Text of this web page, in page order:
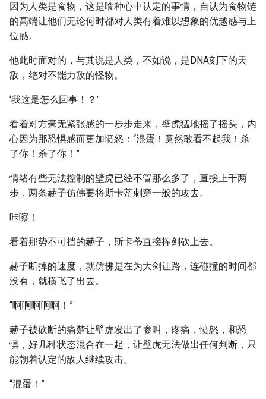
因为人类是食物，这是喰种心中认定的事情，自认为食物链
的高端让他们无论何时都对人类有着难以想象的优越感与上
位感。
他此时面对的，与其说是人类，不如说，是DNA刻下的天
敌，绝对不能力敌的怪物。
‘我这是怎么回事！？’
看着对方毫无紧张感的一步步走来，壁虎猛地摇了摇头，内
心因为那恐惧感而更加愤怒：“混蛋！竟然敢看不起我！杀
了你！杀了你！”
情绪有些无法控制的壁虎已经不管那么多了，直接上千两
步，两条赫子仿佛要将斯卡蒂刺穿一般的攻去。
咔嚓！
看着那势不可挡的赫子，斯卡蒂直接挥剑砍上去。
赫子断掉的速度，就仿佛是在为大剑让路，连碰撞的时间都
没有，就横飞了出去。
“啊啊啊啊啊！”
赫子被砍断的痛楚让壁虎发出了惨叫，疼痛，愤怒，和恐
惧，好几种状态混合在一起，让壁虎无法做出任何判断，只
能朝着认定的敌人继续攻击。
“混蛋！”